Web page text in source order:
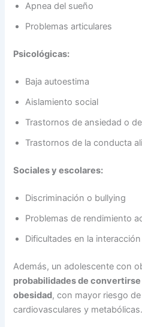
Apnea del sueño
Problemas articulares
Psicológicas:
Baja autoestima
Aislamiento social
Trastornos de ansiedad o
Trastornos de la conducta
Sociales y escolares:
Discriminación o bullying
Problemas de rendimiento
Dificultades en la
Además, un adolescente con
probabilidades de
obesidad, con mayor riesgo
cardiovasculares y metabólicas.